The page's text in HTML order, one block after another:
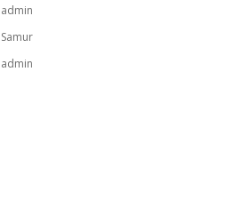
admin
Samur
admin